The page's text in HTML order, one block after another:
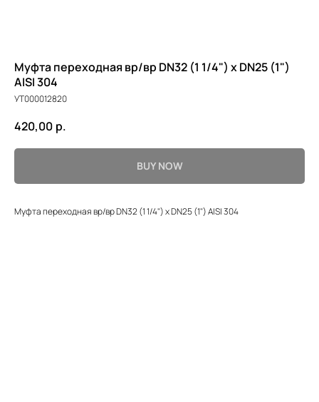
Муфта переходная вр/вр DN32 (1 1/4") х DN25 (1")
AISI 304
УТ000012820
420,00 р.
BUY NOW
Муфта переходная вр/вр DN32 (1 1/4") х DN25 (1") AISI 304